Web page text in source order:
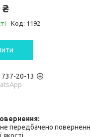
Код: 1192
737-20-13
передбачено